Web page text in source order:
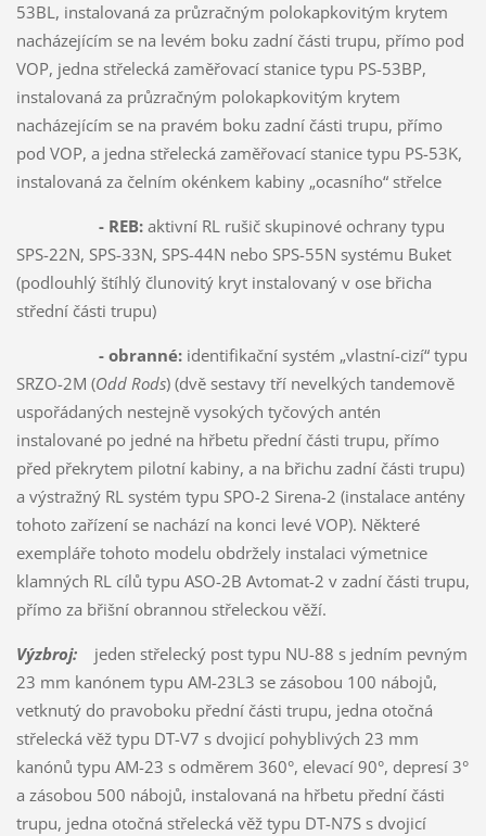
53BL, instalovaná za průzračným polokapkovitým krytem
nacházejícím se na levém boku zadní části trupu, přímo pod
VOP, jedna střelecká zaměřovací stanice typu PS-53BP,
instalovaná za průzračným polokapkovitým krytem
nacházejícím se na pravém boku zadní části trupu, přímo
pod VOP, a jedna střelecká zaměřovací stanice typu PS-53K,
instalovaná za čelním okénkem kabiny „ocasního“ střelce
- REB: aktivní RL rušič skupinové ochrany typu
SPS-22N, SPS-33N, SPS-44N nebo SPS-55N systému Buket
(podlouhlý štíhlý člunovitý kryt instalovaný v ose břicha
střední části trupu)
- obranné:identifikační systém „vlastní-cizí“ typu
SRZO-2M (Odd Rods) (dvě sestavy tří nevelkých tandemově
uspořádaných nestejně vysokých tyčových antén
instalované po jedné na hřbetu přední části trupu, přímo
před překrytem pilotní kabiny, a na břichu zadní části trupu)
a výstražný RL systém typu SPO-2 Sirena-2 (instalace antény
tohoto zařízení se nachází na konci levé VOP). Některé
exempláře tohoto modelu obdržely instalaci výmetnice
klamných RL cílů typu ASO-2B Avtomat-2 v zadní části trupu,
přímo za břišní obrannou střeleckou věží.
Výzbroj:jeden střelecký post typu NU-88 s jedním pevným
23 mm kanónem typu AM-23L3 se zásobou 100 nábojů,
vetknutý do pravoboku přední části trupu, jedna otočná
střelecká věž typu DT-V7 s dvojicí pohyblivých 23 mm
kanónů typu AM-23 s odměrem 360°, elevací 90°, depresí 3°
a zásobou 500 nábojů, instalovaná na hřbetu přední části
trupu, jedna otočná střelecká věž typu DT-N7S s dvojicí